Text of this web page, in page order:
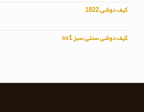
کیف دوشی 1822
کیف دوشی سنتی سبز sv1